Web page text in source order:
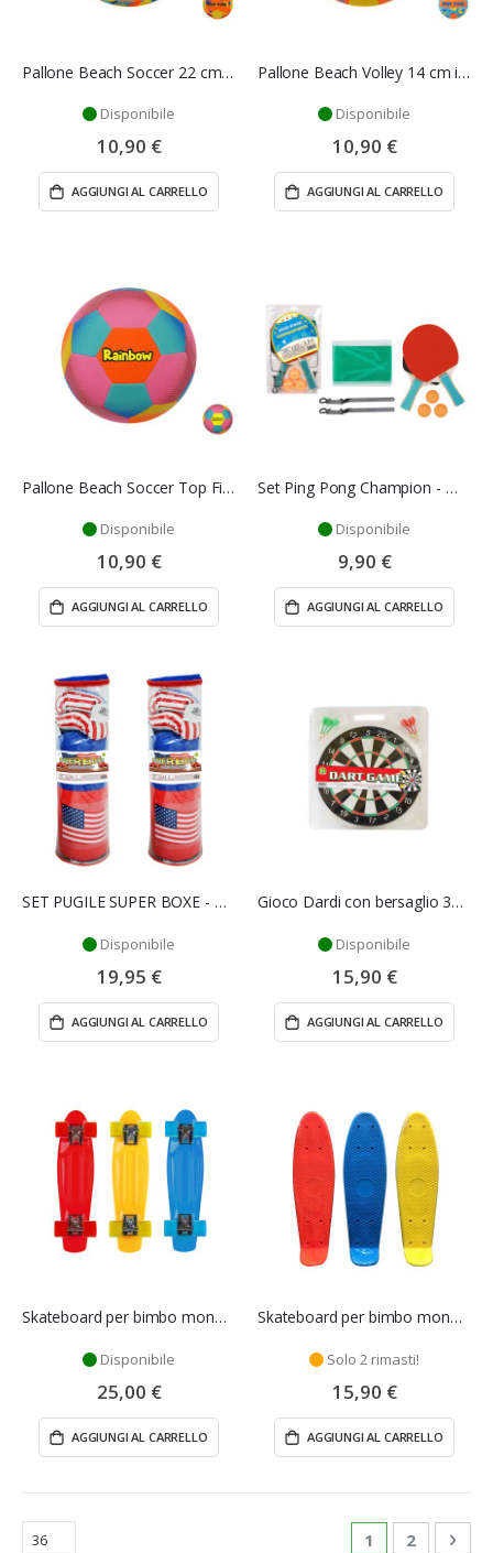
Pallone Beach Soccer 22 cm in Neoprene 220 gr Multicolore – Mazzeo Giocattoli
Disponibile
10,90 €
AGGIUNGI AL CARRELLO
Pallone Beach Volley 14 cm in Neoprene 100 gr Multicolore – Mazzeo Giocattoli
Disponibile
10,90 €
AGGIUNGI AL CARRELLO
Pallone Beach Soccer Top Five Rainbow 22 cm Neoprene 220 gr Multicolore – Mazzeo Giocattoli
Disponibile
10,90 €
AGGIUNGI AL CARRELLO
Set Ping Pong Champion - Mazzeo Giocattoli
Disponibile
9,90 €
AGGIUNGI AL CARRELLO
SET PUGILE SUPER BOXE - MAZZEO GIOCATTOLI
Disponibile
19,95 €
AGGIUNGI AL CARRELLO
Gioco Dardi con bersaglio 38 cm - Mazzeo Giocattoli
Disponibile
15,90 €
AGGIUNGI AL CARRELLO
Skateboard per bimbo monocolore 56 cm - Mazzeo Giocattoli
Disponibile
25,00 €
AGGIUNGI AL CARRELLO
Skateboard per bimbo monocolore 43 cm - Mazzeo Giocattoli
Solo 2 rimasti!
15,90 €
AGGIUNGI AL CARRELLO
Pagina
Attualmente
1 Pagina
2